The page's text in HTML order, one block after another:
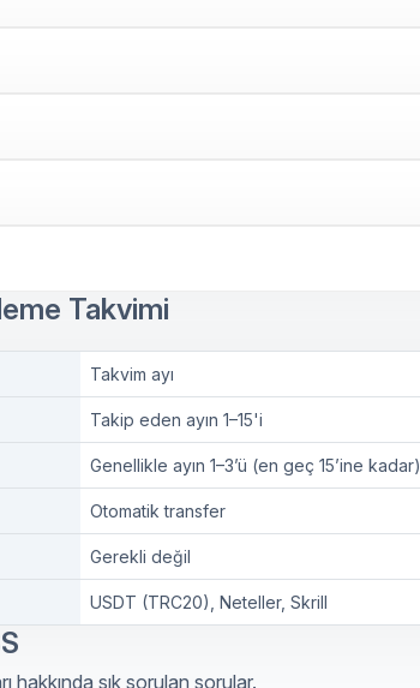
Takvimi
Takvim ayı
Takip eden ayın 1–15'i
Genellikle ayın 1–3’ü (en geç 15’ine kadar)
Otomatik transfer
Gerekli değil
USDT (TRC20), Neteller, Skrill
hakkında sık sorulan sorular.